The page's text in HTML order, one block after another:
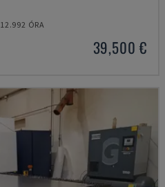
12.992 ÓRA
39,500 €